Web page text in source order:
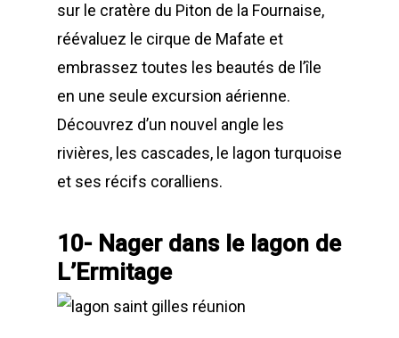
sur le cratère du Piton de la Fournaise,
réévaluez le cirque de Mafate et
embrassez toutes les beautés de l’île
en une seule excursion aérienne.
Découvrez d’un nouvel angle les
rivières, les cascades, le lagon turquoise
et ses récifs coralliens.
10- Nager dans le lagon de
L’Ermitage